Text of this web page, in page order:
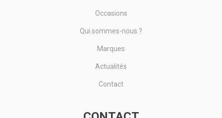
Occasions
Qui sommes-nous ?
Marques
Actualités
Contact